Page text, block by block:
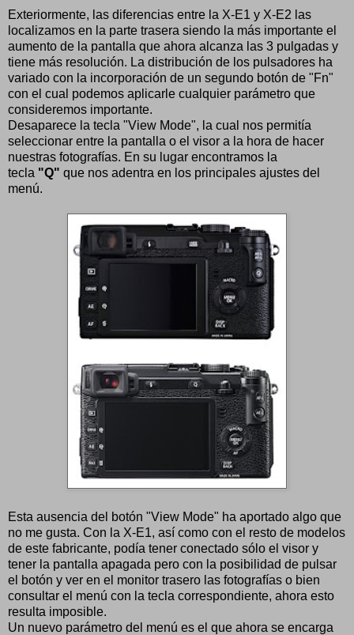
Exteriormente, las diferencias entre la X-E1 y X-E2 las
localizamos en la parte trasera siendo la más importante el
aumento de la pantalla que ahora alcanza las 3 pulgadas y
tiene más resolución. La distribución de los pulsadores ha
variado con la incorporación de un segundo botón de "Fn"
con el cual podemos aplicarle cualquier parámetro que
consideremos importante.
Desaparece la tecla "View Mode", la cual nos permitía
seleccionar entre la pantalla o el visor a la hora de hacer
nuestras fotografías. En su lugar encontramos la
tecla "Q" que nos adentra en los principales ajustes del
menú.
Esta ausencia del botón "View Mode" ha aportado algo que
no me gusta. Con la X-E1, así como con el resto de modelos
de este fabricante, podía tener conectado sólo el visor y
tener la pantalla apagada pero con la posibilidad de pulsar
el botón y ver en el monitor trasero las fotografías o bien
consultar el menú con la tecla correspondiente, ahora esto
resulta imposible.
Un nuevo parámetro del menú es el que ahora se encarga